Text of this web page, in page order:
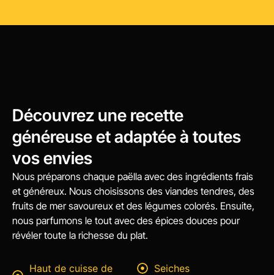
Découvrez une recette
généreuse et adaptée à toutes
vos envies
Nous préparons chaque paëlla avec des ingrédients frais
et généreux. Nous choisissons des viandes tendres, des
fruits de mer savoureux et des légumes colorés. Ensuite,
nous parfumons le tout avec des épices douces pour
révéler toute la richesse du plat.
Haut de cuisse de
Seiches